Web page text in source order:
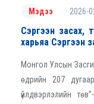
Мэдээ 2026-
Сэргээн засах,
харьяа Сэргээн
Монгол Улсын
өдрийн 207
үйлдвэрлэлийн